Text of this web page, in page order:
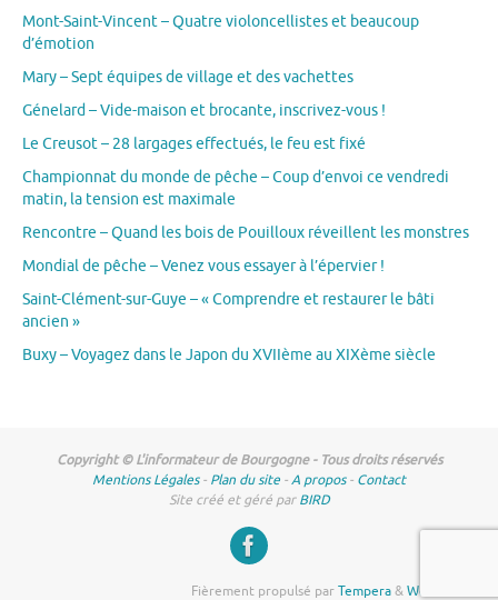
Mont-Saint-Vincent – Quatre violoncellistes et beaucoup
d’émotion
Mary – Sept équipes de village et des vachettes
Génelard – Vide-maison et brocante, inscrivez-vous !
Le Creusot – 28 largages effectués, le feu est fixé
Championnat du monde de pêche – Coup d’envoi ce vendredi
matin, la tension est maximale
Rencontre – Quand les bois de Pouilloux réveillent les monstres
Mondial de pêche – Venez vous essayer à l’épervier !
Saint-Clément-sur-Guye – « Comprendre et restaurer le bâti
ancien »
Buxy – Voyagez dans le Japon du XVIIème au XIXème siècle
Copyright © L'informateur de Bourgogne - Tous droits réservés
Mentions Légales- Plan du site -A propos- Contact
Site créé et géré parBIRD
Fièrement propulsé parTempera&WordPress.